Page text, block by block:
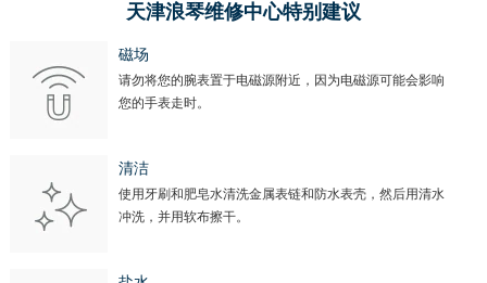
天津浪琴维修中心特别建议
磁场
请勿将您的腕表置于电磁源附近，因为电磁源可能会影响
您的手表走时。
清洁
使用牙刷和肥皂水清洗金属表链和防水表壳，然后用清水
冲洗，并用软布擦干。